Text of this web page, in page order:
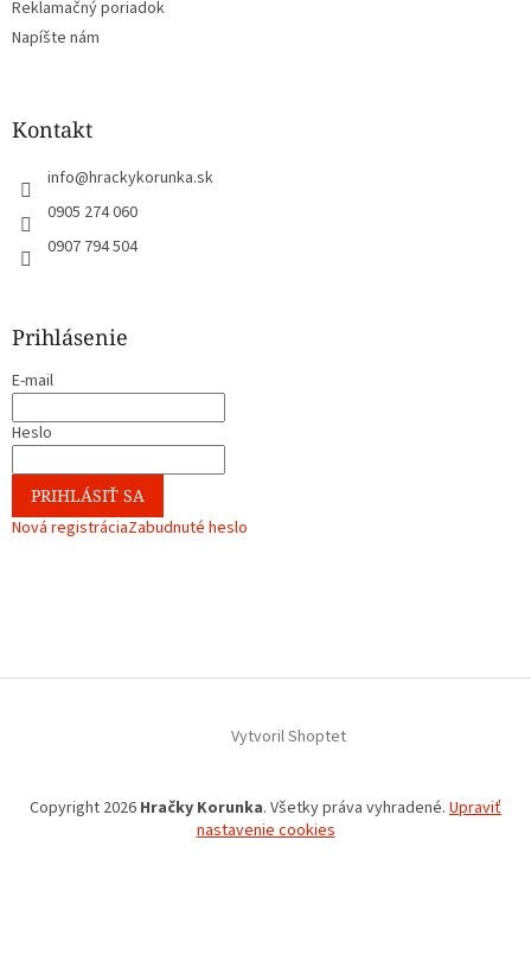
Reklamačný poriadok
Napíšte nám
Kontakt
info@hrackykorunka.sk
0905 274 060
0907 794 504
Prihlásenie
E-mail
Heslo
PRIHLÁSIŤ SA
Nová registráciaZabudnuté heslo
Vytvoril Shoptet
Copyright 2026 Hračky Korunka. Všetky práva vyhradené. Upraviť
nastavenie cookies